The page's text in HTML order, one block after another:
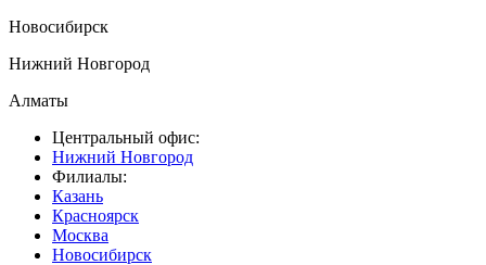
Новосибирск
Нижний Новгород
Алматы
Центральный офис:
Нижний Новгород
Филиалы:
Казань
Красноярск
Москва
Новосибирск